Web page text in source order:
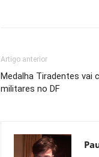
Artigo anterior
Medalha Tiradentes vai
militares no DF